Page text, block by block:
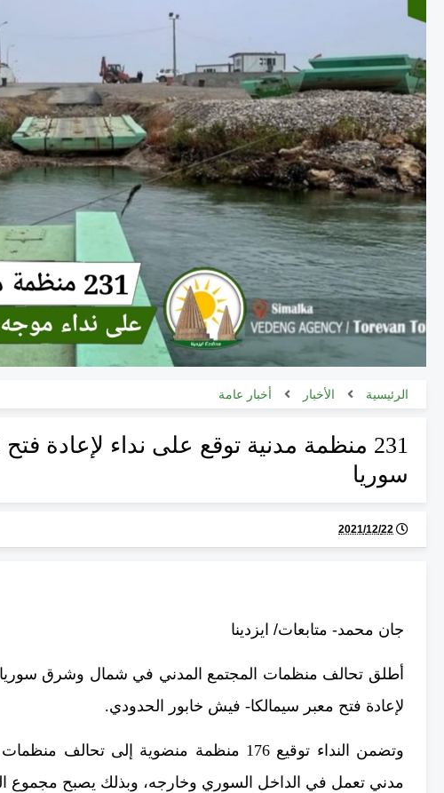
الرئيسية الأخبار أخبار عامة
231 منظمة مدنية توقع على نداء لإعادة
سوريا
22‏/12‏/2021
جان محمد- متابعات/ ايزدينا
أطلق تحالف منظمات المجتمع المدني في شمال وشرق سوريا،
لإعادة فتح معبر سيمالكا- فيش خابور الحدودي.
مدني تعمل في الداخل السوري وخارجه، وبذلك يصبح مجموع المنظمات